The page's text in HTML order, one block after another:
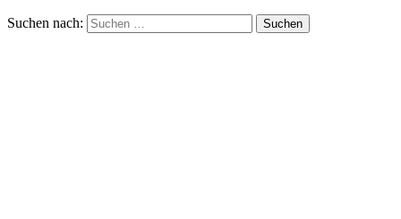
Suchen nach: